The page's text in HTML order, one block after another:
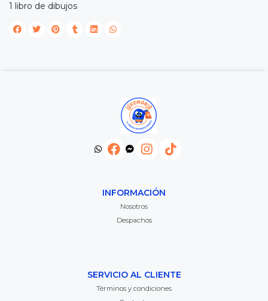
1 libro de dibujos
INFORMACIÓN
Nosotros
Despachos
SERVICIO AL CLIENTE
Términos y condiciones